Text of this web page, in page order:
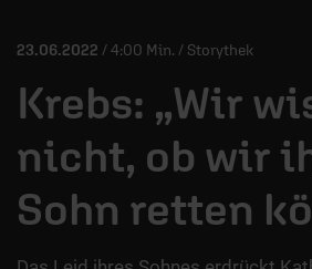
23.06.2022 / 4:00 Min. / Storythek
Krebs: „Wir
nicht, ob wir
Sohn retten